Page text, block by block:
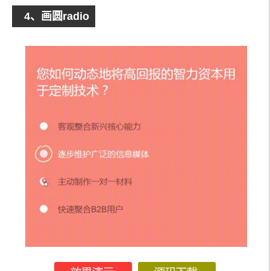
if (type
{
paths.push
}
for (var i = 0, len = paths.length; i < len;
++i)
{
var path = paths[i];
svg.appendChild(path);
path.setAttributeNS(null, 'd', pathDef[i]);
var length = path.getTotalLength();
// 清除前面的任何转换
//
path.style.transition = path.style.WebkitTransiti
on = path.style.MozTransition = 'none';
// 设置开始位置
path.style.strokeDasharray = length + ' ' +
length;
if (i === 0)
{
path.style.strokeDashoffset = Math.floor(
length) - 1;
else path.style strokeDashoffset length
4、画圆radio